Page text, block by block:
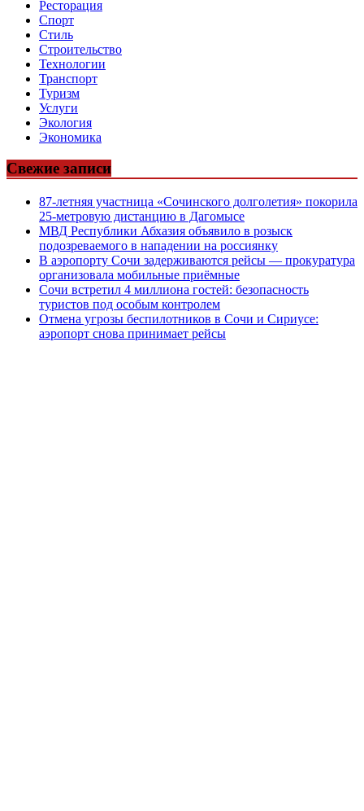
Ресторация
Спорт
Стиль
Строительство
Технологии
Транспорт
Туризм
Услуги
Экология
Экономика
Свежие записи
87-летняя участница «Сочинского долголетия» покорила
25-метровую дистанцию в Дагомысе
МВД Республики Абхазия объявило в розыск
подозреваемого в нападении на россиянку
В аэропорту Сочи задерживаются рейсы — прокуратура
организовала мобильные приёмные
Сочи встретил 4 миллиона гостей: безопасность
туристов под особым контролем
Отмена угрозы беспилотников в Сочи и Сириусе:
аэропорт снова принимает рейсы